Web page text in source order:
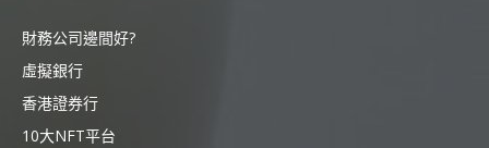
財務公司邊間好?
虛擬銀行
香港證券行
10大NFT平台